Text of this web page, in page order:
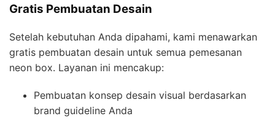
Gratis Pembuatan Desain
Setelah kebutuhan Anda dipahami, kami menawarkan
gratis pembuatan desain untuk semua pemesanan
neon box. Layanan ini mencakup:
Pembuatan konsep desain visual berdasarkan
brand guideline Anda